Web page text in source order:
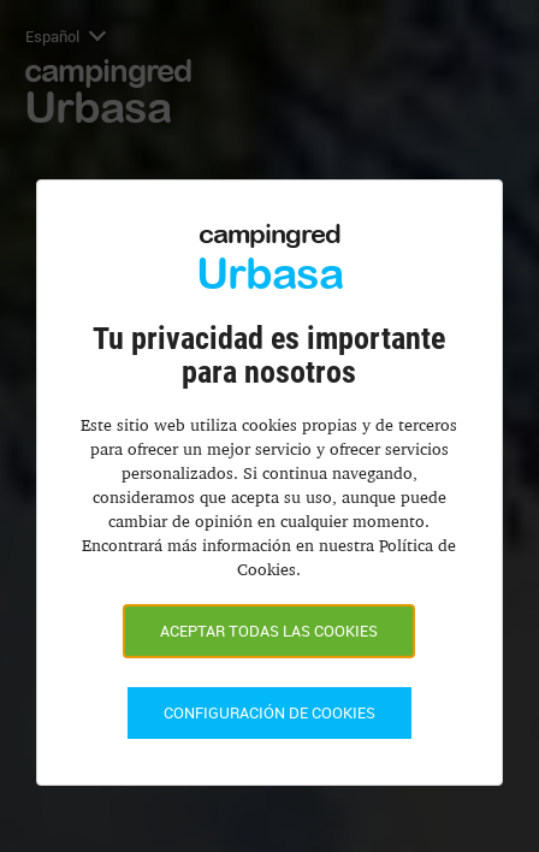
Español
campingred
Urbasa
campingred
Urbasa
Tu privacidad es importante
para nosotros
Este sitio web utiliza cookies propias y de terceros
para ofrecer un mejor servicio y ofrecer servicios
personalizados. Si continua navegando,
consideramos que acepta su uso, aunque puede
cambiar de opinión en cualquier momento.
Encontrará más información en nuestra Política de
Cookies.
ACEPTAR TODAS LAS COOKIES
CONFIGURACIÓN DE COOKIES